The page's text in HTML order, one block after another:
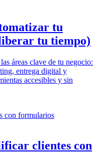
tu
tu tiempo)
áreas clave de tu negocio:
entrega digital y
accesibles y sin
clientes con